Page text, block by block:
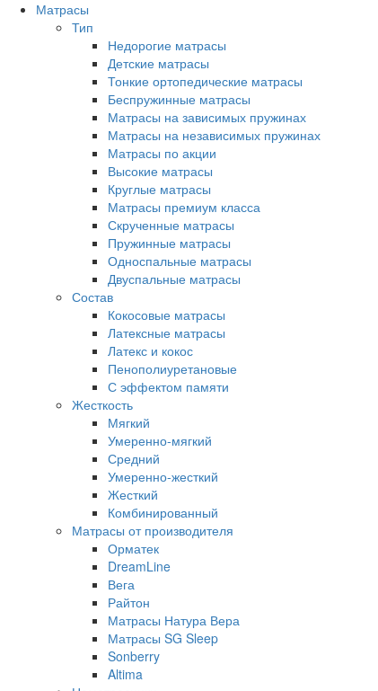
Матрасы
Тип
Недорогие матрасы
Детские матрасы
Тонкие ортопедические матрасы
Беспружинные матрасы
Матрасы на зависимых пружинах
Матрасы на независимых пружинах
Матрасы по акции
Высокие матрасы
Круглые матрасы
Матрасы премиум класса
Скрученные матрасы
Пружинные матрасы
Односпальные матрасы
Двуспальные матрасы
Состав
Кокосовые матрасы
Латексные матрасы
Латекс и кокос
Пенополиуретановые
С эффектом памяти
Жесткость
Мягкий
Умеренно-мягкий
Средний
Умеренно-жесткий
Жесткий
Комбинированный
Матрасы от производителя
Орматек
DreamLine
Вега
Райтон
Матрасы Натура Вера
Матрасы SG Sleep
Sonberry
Altima